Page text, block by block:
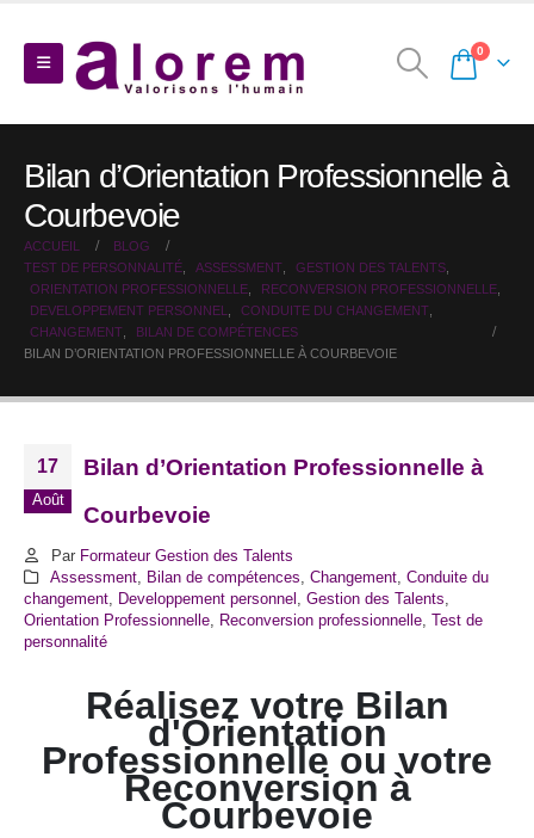
0
Bilan d’Orientation Professionnelle à
Courbevoie
ACCUEIL
BLOG
TEST DE PERSONNALITÉ
ASSESSMENT GESTION DES TALENTS
ORIENTATION PROFESSIONNELLE
RECONVERSION PROFESSIONNELLE
DEVELOPPEMENT PERSONNEL
CONDUITE DU CHANGEMENT
CHANGEMENT
BILAN DE COMPÉTENCES
BILAN D’ORIENTATION PROFESSIONNELLE À COURBEVOIE
17
Août
Bilan d’Orientation Professionnelle à
Courbevoie
Par Formateur Gestion des Talents
Assessment, Bilan de compétences Changement, Conduite du
changement
Developpement personnel Gestion des Talents
Orientation Professionnelle
Reconversion professionnelle Test de
personnalité
Réalisez votre Bilan
d'Orientation
Professionnelle ou votre
Reconversion à
Courbevoie